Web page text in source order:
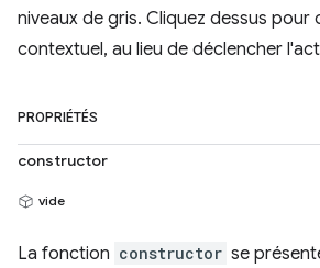
niveaux de gris. Cliquez dessus pour
contextuel, au lieu de déclencher
PROPRIÉTÉS
constructor
vide
La fonction constructor se